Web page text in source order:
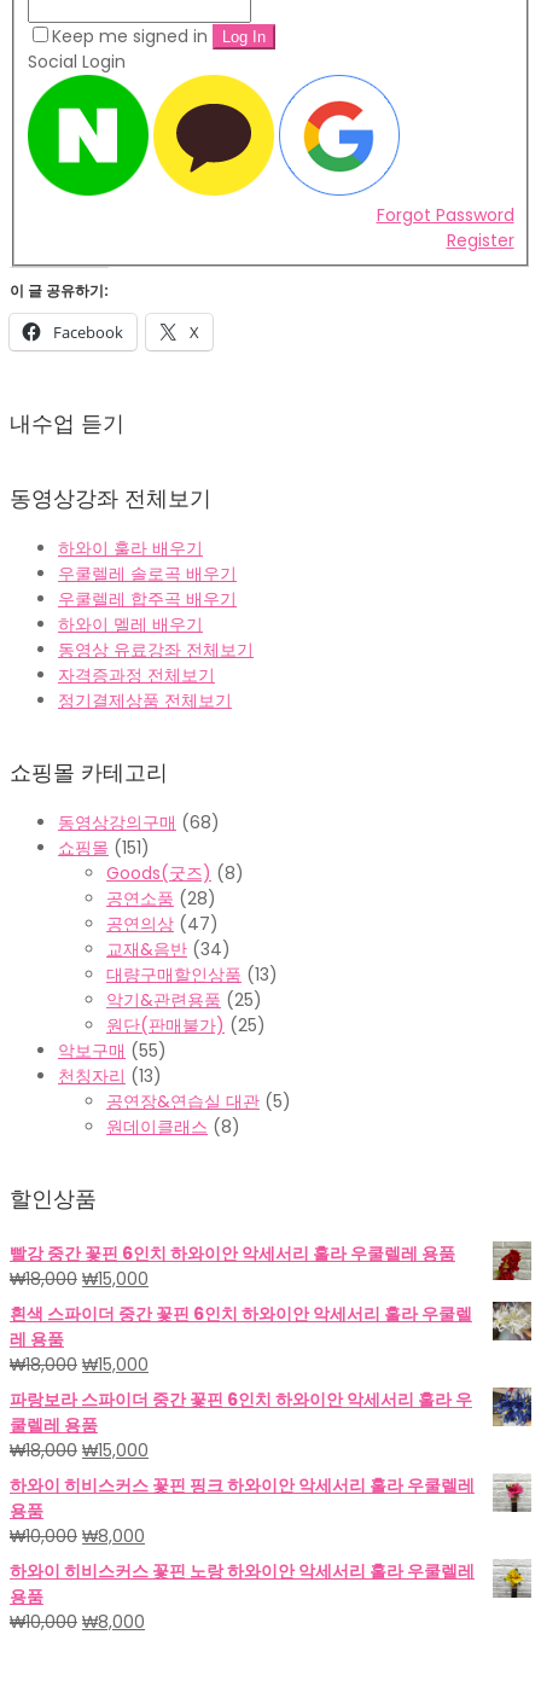
Keep me signed in
Social Login
Forgot Password
Register
이 글 공유하기:
Facebook X
02-
내수업 듣기
동영상강좌 전체보기
하와이 훌라 배우기
우쿨렐레 솔로곡 배우기
우쿨렐레 합주곡 배우기
하와이 멜레 배우기
동영상 유료강좌 전체보기
자격증과정 전체보기
정기결제상품 전체보기
쇼핑몰 카테고리
동영상강의구매 (68)
쇼핑몰 (151)
Goods(굿즈) (8)
공연소품 (28)
공연의상 (47)
교재&음반 (34)
대량구매할인상품 (13)
악기&관련용품 (25)
원단(판매불가) (25)
악보구매 (55)
천칭자리 (13)
공연장&연습실 대관 (5)
원데이클래스 (8)
할인상품
빨강 중간 꽃핀 6인치 하와이안 악세서리 훌라 우쿨렐레 용품
₩18,000 원
래
가
격:
₩18,000.
₩15,000
재
가
₩15,000.
흰색 스파이더 중간 꽃핀 6인치 하와이안 악세서리 훌라 우쿨렐
레 용품
₩18,000 원
래
가
격:
₩18,000.
₩15,000
재
가
₩15,000.
파랑보라 스파이더 중간 꽃핀 6인치 하와이안 악세서리 훌라 우
쿨렐레 용품
₩18,000 원
래
가
격:
₩18,000.
₩15,000
재
가
하와이 히비스커스 꽃핀 핑크 하와이안 악세서리 훌라 우쿨렐레
용품
₩10,000 원
래
가
격:
₩10,000.
₩8,000
재
가
₩8,000.
하와이 히비스커스 꽃핀 노랑 하와이안 악세서리 훌라 우쿨렐레
용품
₩10,000 원
₩8,000